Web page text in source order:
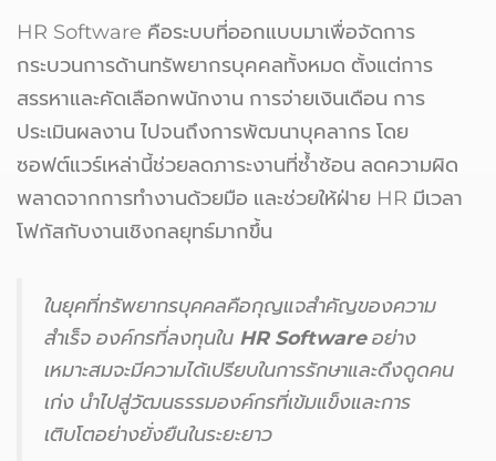
HR Software คือระบบที่ออกแบบมาเพื่อจัดการ
กระบวนการด้านทรัพยากรบุคคลทั้งหมด ตั้งแต่การ
สรรหาและคัดเลือกพนักงาน การจ่ายเงินเดือน การ
ประเมินผลงาน ไปจนถึงการพัฒนาบุคลากร โดย
ซอฟต์แวร์เหล่านี้ช่วยลดภาระงานที่ซ้ำซ้อน ลดความผิด
พลาดจากการทำงานด้วยมือ และช่วยให้ฝ่าย HR มีเวลา
โฟกัสกับงานเชิงกลยุทธ์มากขึ้น
ในยุคที่ทรัพยากรบุคคลคือกุญแจสำคัญของความ
สำเร็จ องค์กรที่ลงทุนใน HR Softwareอย่าง
เหมาะสมจะมีความได้เปรียบในการรักษาและดึงดูดคน
เก่ง นำไปสู่วัฒนธรรมองค์กรที่เข้มแข็งและการ
เติบโตอย่างยั่งยืนในระยะยาว